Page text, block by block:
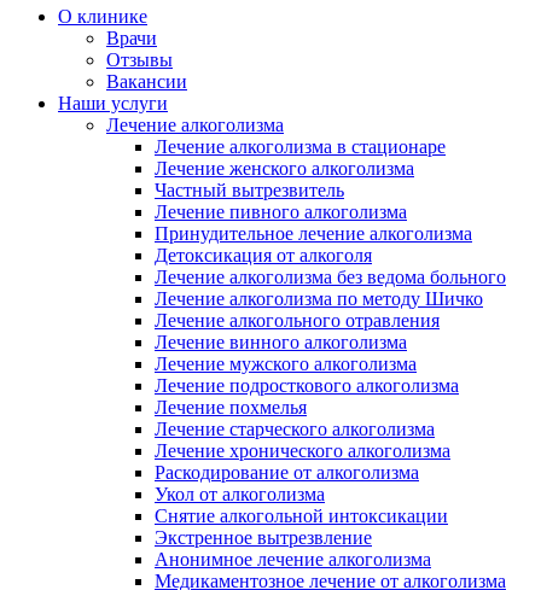
О клинике
Врачи
Отзывы
Вакансии
Наши услуги
Лечение алкоголизма
Лечение алкоголизма в стационаре
Лечение женского алкоголизма
Частный вытрезвитель
Лечение пивного алкоголизма
Принудительное лечение алкоголизма
Детоксикация от алкоголя
Лечение алкоголизма без ведома больного
Лечение алкоголизма по методу Шичко
Лечение алкогольного отравления
Лечение винного алкоголизма
Лечение мужского алкоголизма
Лечение подросткового алкоголизма
Лечение похмелья
Лечение старческого алкоголизма
Лечение хронического алкоголизма
Раскодирование от алкоголизма
Укол от алкоголизма
Снятие алкогольной интоксикации
Экстренное вытрезвление
Анонимное лечение алкоголизма
Медикаментозное лечение от алкоголизма